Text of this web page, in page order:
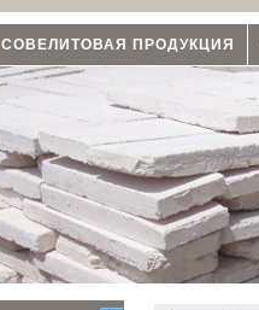
СОВЕЛИТОВАЯ ПРОДУКЦИЯ